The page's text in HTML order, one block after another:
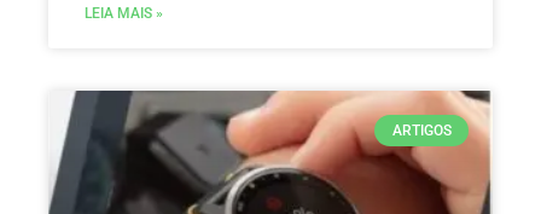
LEIA MAIS »
ARTIGOS